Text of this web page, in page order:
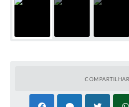
COMPARTILHAR